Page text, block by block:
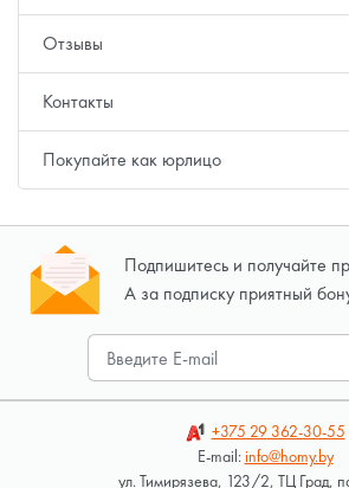
Отзывы
Контакты
Покупайте как юрлицо
Подпишитесь и получайте
А за подписку приятный
+375 29362-30-55
E-mail:info@homy.by
ул. Тимирязева, 123/2, ТЦ Град,